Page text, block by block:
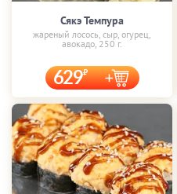
Сякэ Темпура
жареный лосось, сыр, огурец,
авокадо, 250 г.
629